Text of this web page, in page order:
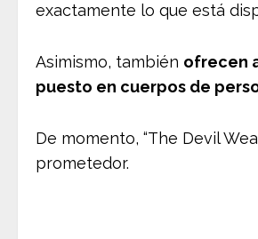
exactamente lo que está
Asimismo, también ofrecen
puesto en cuerpos de
De momento, “The Devil
prometedor.